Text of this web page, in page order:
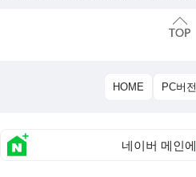
HOME PC버전
네이버 메인에